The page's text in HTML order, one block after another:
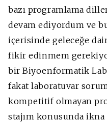
bazı programlama
devam ediyordum ve
içerisinde geleceğe
fikir edinmem
bir Biyoenformatik
fakat laboratuvar
kompetitif olmayan
stajım konusunda